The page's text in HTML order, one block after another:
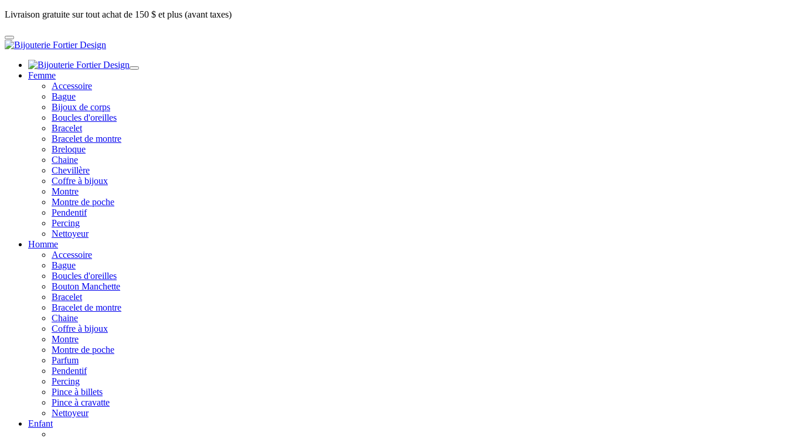
Livraison gratuite sur tout achat de 150 $ et plus (avant taxes)
Femme
Accessoire
Bague
Bijoux de corps
Boucles d'oreilles
Bracelet
Bracelet de montre
Breloque
Chaine
Chevillère
Coffre à bijoux
Montre
Montre de poche
Pendentif
Percing
Nettoyeur
Homme
Accessoire
Bague
Boucles d'oreilles
Bouton Manchette
Bracelet
Bracelet de montre
Chaine
Coffre à bijoux
Montre
Montre de poche
Parfum
Pendentif
Percing
Pince à billets
Pince à cravatte
Nettoyeur
Enfant